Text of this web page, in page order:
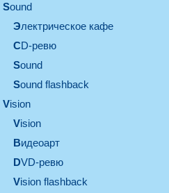
sound
электрическое кафе
CD-ревю
sound
Sound flashback
vision
vision
видеоарт
DVD-ревю
Vision flashback